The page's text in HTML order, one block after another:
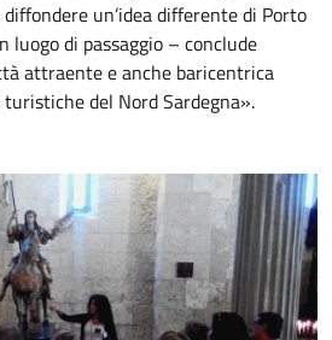
un’idea differente di Porto
luogo di passaggio – conclude
attraente e anche baricentrica
del Nord Sardegna».